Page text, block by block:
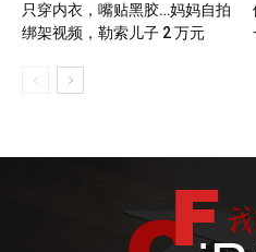
只穿内衣，嘴贴黑胶…妈妈自拍
绑架视频，勒索儿子 2 万元